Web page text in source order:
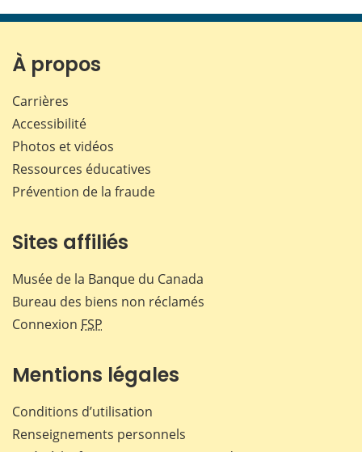
page page page page
À propos
Carrières
Accessibilité
Photos et vidéos
Ressources éducatives
Prévention de la fraude
Sites affiliés
Musée de la Banque du Canada
Bureau des biens non réclamés
Connexion FSP
Mentions légales
Conditions d’utilisation
Renseignements personnels